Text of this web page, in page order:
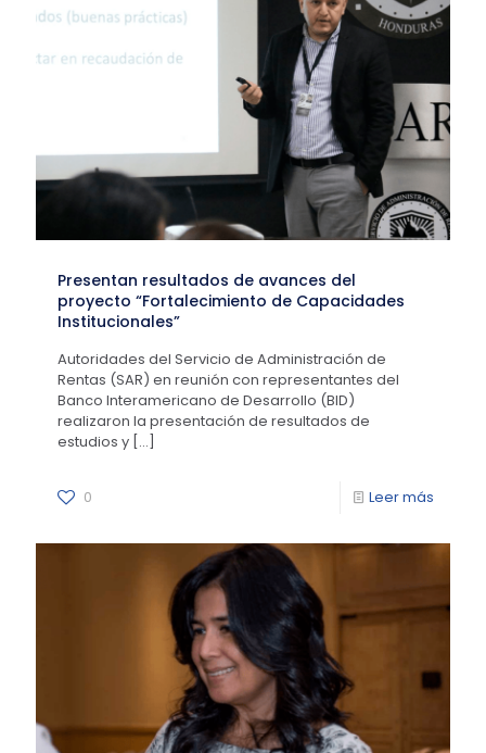
Presentan resultados de avances del
proyecto “Fortalecimiento de Capacidades
Institucionales”
Autoridades del Servicio de Administración de
Rentas (SAR) en reunión con representantes del
Banco Interamericano de Desarrollo (BID)
realizaron la presentación de resultados de
estudios y […]
0 Leer más